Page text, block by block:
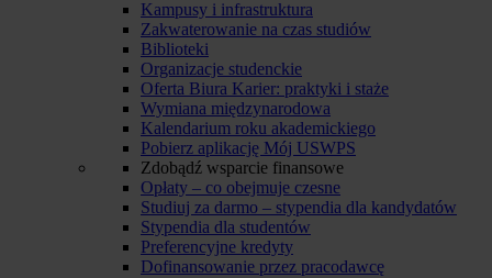
Kampusy i infrastruktura
Zakwaterowanie na czas studiów
Biblioteki
Organizacje studenckie
Oferta Biura Karier: praktyki i staże
Wymiana międzynarodowa
Kalendarium roku akademickiego
Pobierz aplikację Mój USWPS
Zdobądź wsparcie finansowe
Opłaty – co obejmuje czesne
Studiuj za darmo – stypendia dla kandydatów
Stypendia dla studentów
Preferencyjne kredyty
Dofinansowanie przez pracodawcę